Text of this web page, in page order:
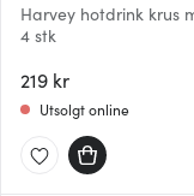
Harvey hotdrink krus
4 stk
219 kr
Utsolgt online